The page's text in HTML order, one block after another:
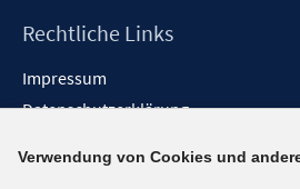
Rechtliche Links
Impressum
Datenschutzerklärung
Barrieren melden
Verwendung von Cookies und